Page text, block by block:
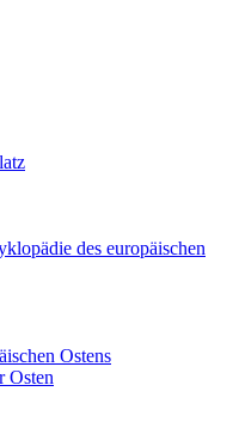
des europäischen
Ostens
Osten